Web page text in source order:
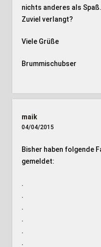
nichts anderes als Spaß.
Zuviel verlangt?
Viele Grüße
Brummischubser
maik
04/04/2015
Bisher haben folgende
gemeldet:
.
.
.
.
.
.